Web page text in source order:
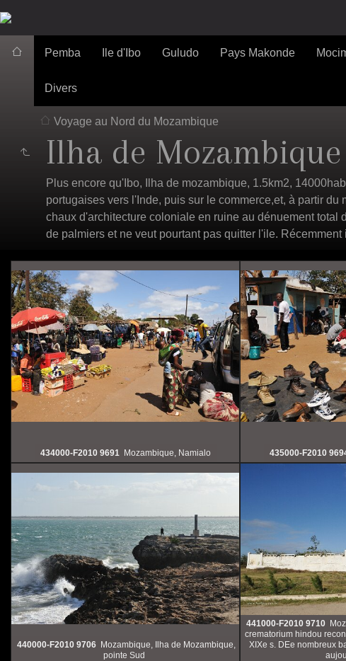
Pemba Ile d'Ibo Guludo Pays Makonde
Divers
Voyage au Nord du Mozambique
Ilha de Mozambique
Plus encore qu'Ibo, Ilha de mozambique, 1.5km2,
portugaises vers l'Inde, puis sur le commerce,et, à partir
chaux d'architecture coloniale en ruine au dénuement
de palmiers et ne veut pourtant pas quitter l'ile.
434000-F2010 9691 Mozambique, Namialo 435000-F2010
440000-F2010 9706 Mozambique, Ilha de Mozambique,
pointe Sud
441000-F2010 9710
crematorium hindou
XIXe s. DEe nombreux